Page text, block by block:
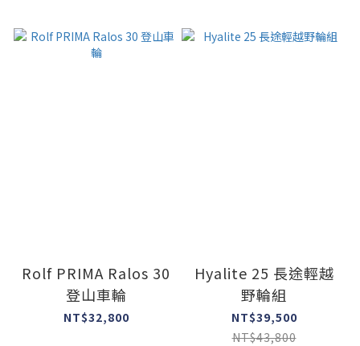
Rolf PRIMA Ralos 30
登山車輪
NT$32,800
Hyalite 25 長途輕越
野輪組
NT$39,500
NT$43,800